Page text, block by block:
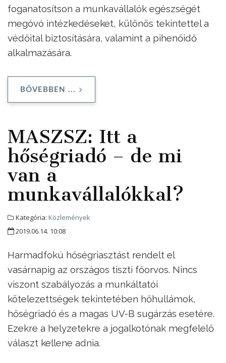
foganatosítson a munkavállalók egészségét
megóvó intézkedéseket, különös tekintettel a
védőital biztosítására, valamint a pihenőidő
alkalmazására.
BŐVEBBEN ...
MASZSZ: Itt a
hőségriadó – de mi
van a
munkavállalókkal?
Kategória: Közlemények
2019.06.14. 10:08
Harmadfokú hőségriasztást rendelt el
vasárnapig az országos tiszti főorvos. Nincs
viszont szabályozás a munkáltatói
kötelezettségek tekintetében hőhullámok,
hőségriadó és a magas UV-B sugárzás esetére.
Ezekre a helyzetekre a jogalkotónak megfelelő
választ kellene adnia.